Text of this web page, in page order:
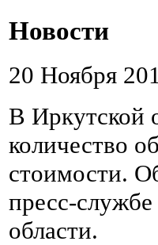
Новости
20 Ноября
В Иркутской
количество
стоимости.
пресс-
области.